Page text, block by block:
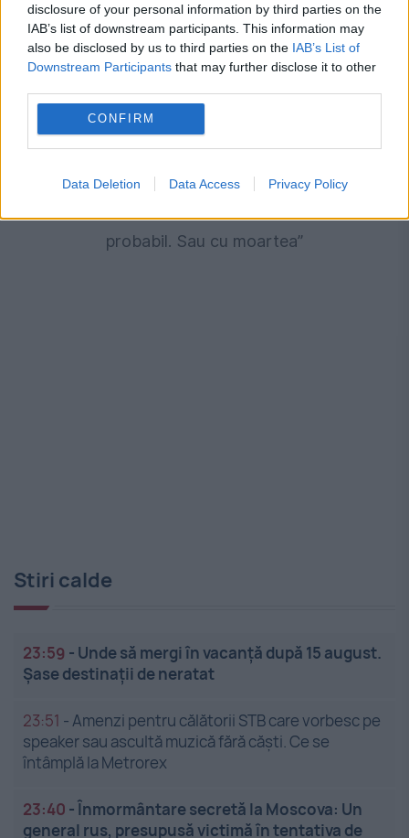
disclosure of your personal information by third parties on the
IAB’s list of downstream participants. This information may
also be disclosed by us to third parties on the IAB’s List of
Downstream Participants that may further disclose it to other
CONFIRM
Data Deletion Data Access Privacy Policy
MONDEN
Robert Turcescu spune că primește
probabil. Sau cu moartea”
Stiri calde
23:59 - Unde să mergi în vacanță după 15 august.
Șase destinații de neratat
23:51 -Amenzi pentru călătorii STB care vorbesc pe
speaker sau ascultă muzică fără căști. Ce se
întâmplă la Metrorex
23:40 -Înmormântare secretă la Moscova: Un
general rus, presupusă victimă în tentativa de